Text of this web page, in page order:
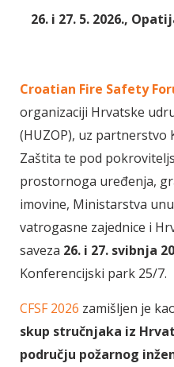
26. i 27. 5. 2026.,
Croatian Fire Safety
organizaciji Hrvatske
(HUZOP), uz partnerstvo
Zaštita te pod
prostornoga uređenja,
imovine, Ministarstva
vatrogasne zajednice i
saveza 26. i 27. svibnja
Konferencijski park 25/7.
CFSF 2026 zamišljen je
skup stručnjaka iz
području požarnog